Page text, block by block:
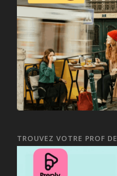
TROUVEZ VOTRE PROF